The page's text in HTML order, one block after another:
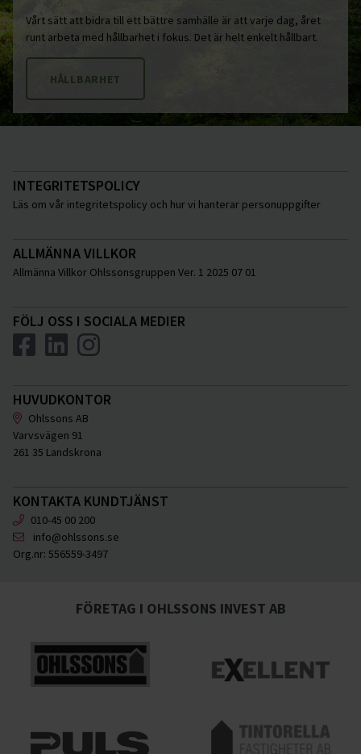
Vårt sätt att bidra till ett bättre samhälle är att varje dag, året
runt arbeta med hållbarhet i fokus. Det är helt enkelt hållbart.
HÅLLBARHET
INTEGRITETSPOLICY
Läs om vår integritetspolicy och hur vi hanterar personuppgifter
ALLMÄNNA VILLKOR
Allmänna Villkor Ohlssonsgruppen Ver. 1 2025 07 01
FÖLJ OSS I SOCIALA MEDIER
HUVUDKONTOR
Ohlssons AB
Varvsvägen 91
261 35 Landskrona
KONTAKTA KUNDTJÄNST
010-45 00 200
info@ohlssons.se
Org.nr: 556559-3497
FÖRETAG I OHLSSONS INVEST AB